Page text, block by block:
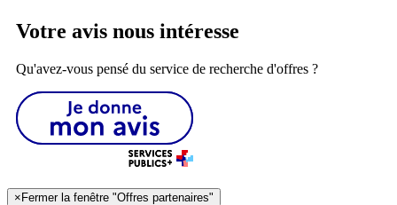
Votre avis nous intéresse
Qu'avez-vous pensé du service de recherche d'offres ?
×Fermer la fenêtre "Offres partenaires"